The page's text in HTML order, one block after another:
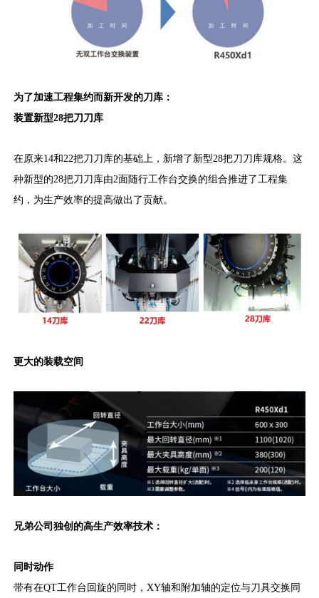
为了加速工程集约而新开发的刀库：
装置新型28把刀刀库
在原来14和22把刀刀库的基础上，新增了新型28把刀刀库规格。这
种新型的28把刀刀库由2面随行工作台交换的组合推进了工程集
约，为生产效率的提高做出了贡献。
更大的装载空间
兄弟公司独创的高生产效率技术：
同时动作
带有在QT工作台回旋的同时，XY轴和附加轴的定位与刀具交换同